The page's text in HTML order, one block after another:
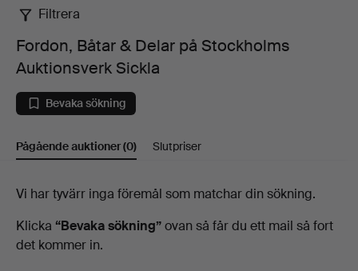
Fordon,
Båtar
&
Delar
Stockholms
Auktionsverk
Filtrera
Fordon, Båtar & Delar på Stockholms
Auktionsverk Sickla
Bevaka sökning
Pågående auktioner(0) Slutpriser
Pågående
auktioner
Vi har tyvärr inga föremål som matchar din sökning.
Klicka “Bevaka sökning”ovan så får du ett mail så fort
det kommer in.